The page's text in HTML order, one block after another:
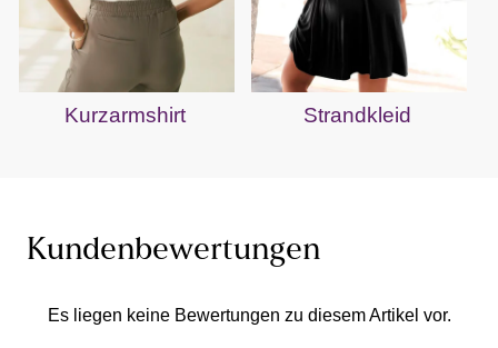
Kurzarmshirt Strandkleid
Kundenbewertungen
Es liegen keine Bewertungen zu diesem Artikel vor.